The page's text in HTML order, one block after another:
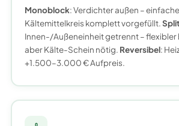
Monoblock: Verdichter außen –
Kältemittelkreis komplett vorgefüllt.
Innen-/Außeneinheit getrennt – flexibler
aber Kälte-Schein nötig. Reversibel:
+1.500–3.000 € Aufpreis.